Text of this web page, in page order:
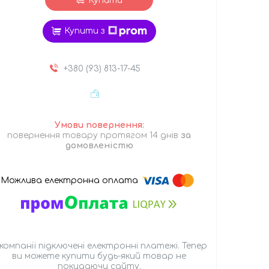
Купити з
+380 (93) 813-17-45
повернення товару протягом 14 днів за
домовленістю
підключені електронні платежі. Тепер
ви можете купити будь-який товар не
покидаючи сайту.